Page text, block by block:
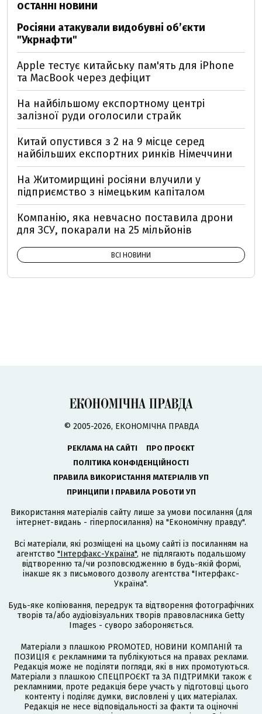
ОСТАННІ НОВИНИ
Росіяни атакували видобувні обʼєкти
"Укрнафти"
Apple тестує китайську пам'ять для iPhone
та MacBook через дефіцит
На найбільшому експортному центрі
залізної руди оголосили страйк
Китай опустився з 2 на 9 місце серед
найбільших експортних ринків Німеччини
На Житомирщині росіяни влучили у
підприємство з німецьким капіталом
Компанію, яка невчасно поставила дрони
для ЗСУ, покарали на 25 мільйонів
ВСІ НОВИНИ
© 2005-2026, ЕКОНОМІЧНА ПРАВДА
РЕКЛАМА НА САЙТІ
ПРО ПРОЄКТ
ПОЛІТИКА КОНФІДЕНЦІЙНОСТІ
ПРАВИЛА ВИКОРИСТАННЯ МАТЕРІАЛІВ УП
ПРИНЦИПИ І ПРАВИЛА РОБОТИ УП
Використання матеріалів сайту лише за умови посилання (для
інтернет-видань - гіперпосилання) на "Економічну правду".
Всі матеріали, які розміщені на цьому сайті із посиланням на
агентство "Інтерфакс-Україна", не підлягають подальшому
відтворенню та/чи розповсюдженню в будь-якій формі,
інакше як з письмового дозволу агентства "Інтерфакс-
Україна".
Будь-яке копіювання, передрук та відтворення фотографічних
творів та/або аудіовізуальних творів правовласника Getty
Images - суворо забороняється.
Матеріали з плашкою PROMOTED, НОВИНИ КОМПАНІЙ та
ПОЗИЦІЯ є рекламними та публікуються на правах реклами.
Редакція може не поділяти погляди, які в них промотуються.
Матеріали з плашкою СПЕЦПРОЄКТ та ЗА ПІДТРИМКИ також є
рекламними, проте редакція бере участь у підготовці цього
контенту і поділяє думки, висловлені у цих матеріалах.
Редакція не несе відповідальності за факти та оціночні